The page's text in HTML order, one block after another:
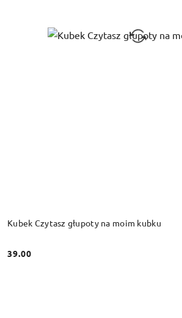
Kubek Czytasz głupoty na moim kubku
Cena:
39.00